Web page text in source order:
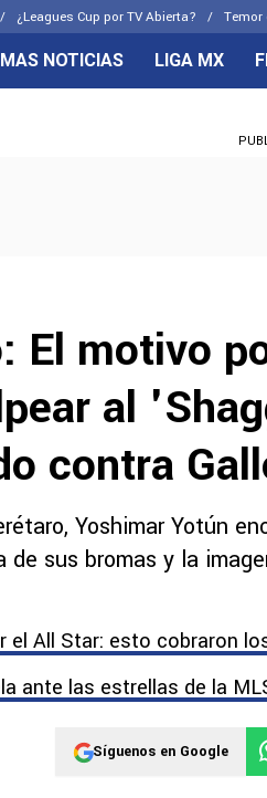
¿Leagues Cup por TV Abierta? Temor
CELESTES
NOTICIAS LIGA MX
El motivo
al
contra
Yoshimar Yotún
sus bromas y la
el All Star: esto cobraron
ante las estrellas de la
Síguenos en Google